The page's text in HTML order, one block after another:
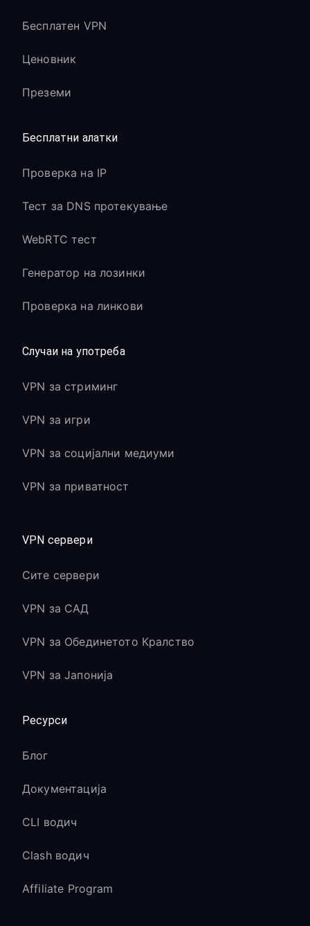
Бесплатен VPN
Ценовник
Преземи
Бесплатни алатки
Проверка на IP
Тест за DNS протекување
WebRTC тест
Генератор на лозинки
Проверка на линкови
Случаи на употреба
VPN за стриминг
VPN за игри
VPN за социјални медиуми
VPN за приватност
VPN сервери
Сите сервери
VPN за САД
VPN за Обединетото Кралство
VPN за Јапонија
Ресурси
Блог
Документација
CLI водич
Clash водич
Affiliate Program